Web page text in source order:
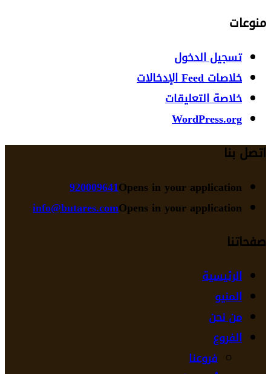
منوعات
تسجيل الدخول
خلاصات Feed الإدخالات
خلاصة التعليقات
WordPress.org
اتصل بنا
920009641Opens in your application
info@butares.comOpens in your application
صفحاتنا
الرئيسية
المنيو
من نحن
الفروع
فروعنا